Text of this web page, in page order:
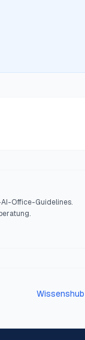
AI-Office-Guidelines.
Wissenshub